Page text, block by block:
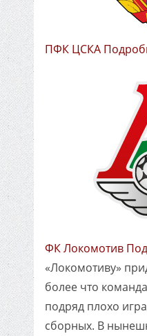
ПФК ЦСКА
ФК Локомотив
«Локомотиву»
более что
подряд плохо
сборных. В